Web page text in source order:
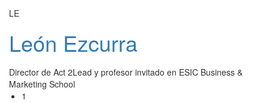
LE
León Ezcurra
Director de Act 2Lead y profesor invitado en ESIC Business &
Marketing School
1